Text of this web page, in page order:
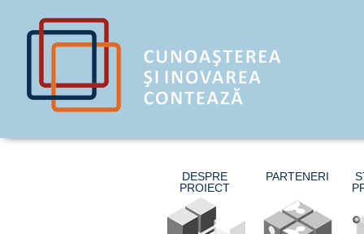
DESPRE
PROIECT
PARTENERI